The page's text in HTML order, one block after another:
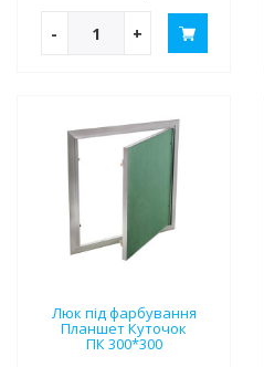
- +
Люк під фарбування
Планшет Куточок
ПК 300*300